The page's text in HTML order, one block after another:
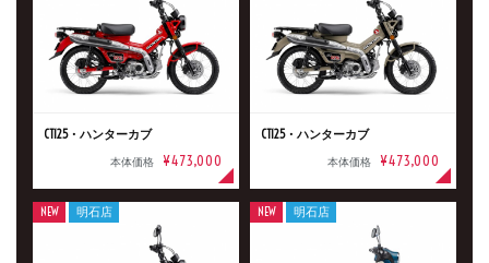
CT125・ハンターカブ
本体価格 ¥473,000
CT125・ハンターカブ
本体価格 ¥473,000
NEW 明石店 NEW 明石店